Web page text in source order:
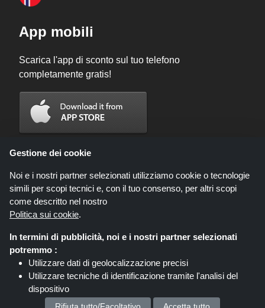
App mobili
Scarica l'app di sconto sul tuo telefono
completamente gratis!
Codicegratuito.it è un sito web all'interno del quale potrai trovare migliaia di
da diversi network di affiliati. Codicegratuito.it o il suo staff non è autorizzato
ad intervenire nel processo di vendita che consegue dalle summenzionate
offerte. Codicegratuito.it guadagna, tuttavia, delle commissioni attraverso le
Diritto d'autore © 2026 Codicegratuito. Tutti i Diritti Riservati.
Gestione dei cookie
Noi e i nostri partner selezionati utilizziamo cookie o tecnologie
simili per scopi tecnici e, con il tuo consenso, per altri scopi
come descritto nel nostro
Politica sui cookie.
In termini di pubblicità, noi e i nostri partner selezionati
potremmo :
Utilizzare dati di geolocalizzazione precisi
Utilizzare tecniche di identificazione tramite l'analisi del
dispositivo
Memorizzare e/o accedere alle informazioni su un